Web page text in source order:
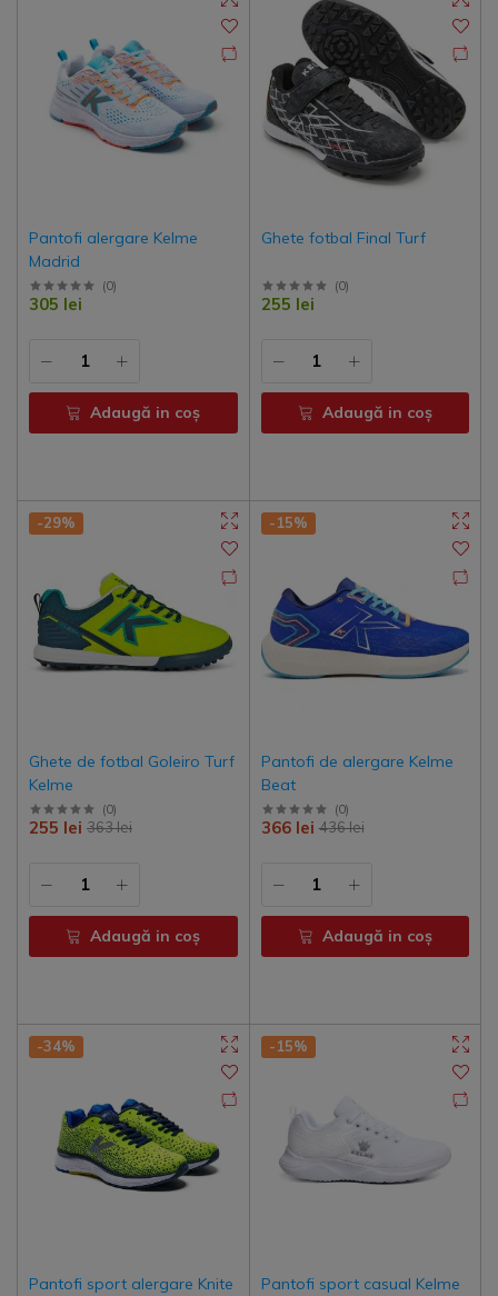
Pantofi alergare Kelme
Madrid
(0)
305 lei
Adaugă in coş
Ghete fotbal Final Turf
(0)
255 lei
Adaugă in coş
-29%
Ghete de fotbal Goleiro Turf
Kelme
(0)
363 lei
255 lei
Adaugă in coş
-15%
Pantofi de alergare Kelme
Beat
(0)
436 lei
366 lei
Adaugă in coş
-34%
Pantofi sport alergare Knite
-15%
Pantofi sport casual Kelme